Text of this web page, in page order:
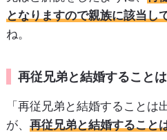
となりますので親族に該当し
ね。
再従兄弟と結婚すること
「再従兄弟と結婚すること
が、 再従兄弟と結婚すること